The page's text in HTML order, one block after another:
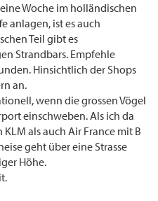
Woche im holländischen
anlagen, ist es auch
Teil gibt es
Strandbars. Empfehle
Hinsichtlich der Shops
an.
wenn die grossen Vögel
einschweben. Als ich da
als auch Air France mit B
geht über eine Strasse
Höhe.